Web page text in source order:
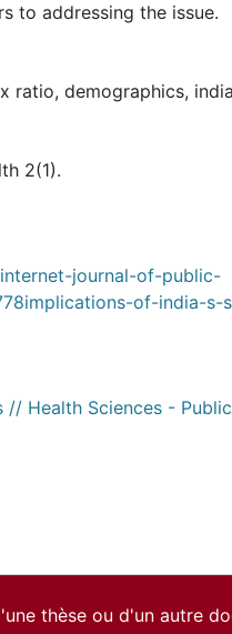
to addressing the issue.
ratio, demographics, india
2(1).
journal-of-public-
of-india-s-
// Health Sciences -
thèse ou d'un autre